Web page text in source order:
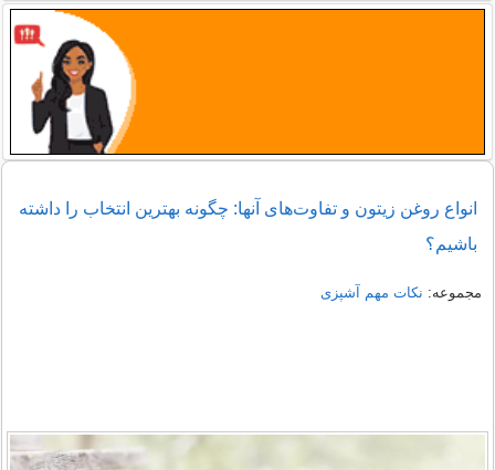
انواع روغن زیتون و تفاوت‌های آنها: چگونه بهترین انتخاب را داشته
باشیم؟
مجموعه: نکات مهم آشپزی